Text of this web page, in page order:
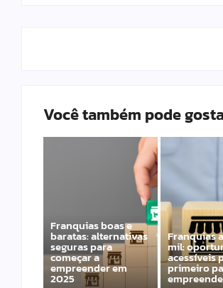
Você também pode
Franquias boas e
baratas: alternativas
seguras para
começar a
empreender em
2025
Franquias
mil:
acessíveis
primeiro